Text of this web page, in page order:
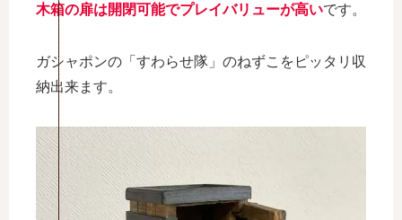
木箱の扉は開閉可能でプレイバリューが高いです。
ガシャポンの「すわらせ隊」のねずこをピッタリ収
納出来ます。